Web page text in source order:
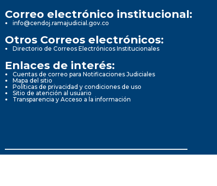
Correo electrónico institucional:
info@cendoj.ramajudicial.gov.co
Otros Correos electrónicos:
Directorio de Correos Electrónicos Institucionales
Enlaces de interés:
Cuentas de correo para Notificaciones Judiciales
Mapa del sitio
Políticas de privacidad y condiciones de uso
Sitio de atención al usuario
Transparencia y Acceso a la información